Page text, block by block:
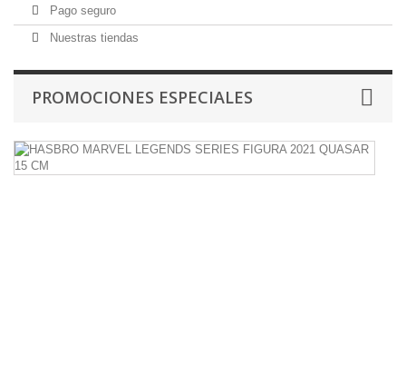
Pago seguro
Nuestras tiendas
PROMOCIONES ESPECIALES